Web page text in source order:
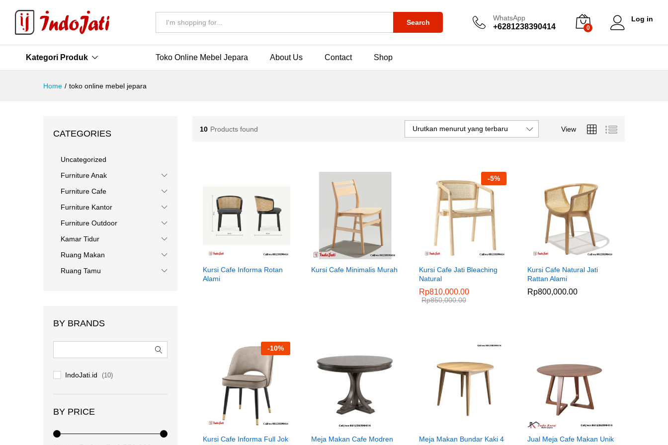
Search
WhatsApp
+6281238390414 0
Log in
Kategori Produk Toko Online Mebel Jepara About Us Contact Shop
Home / toko online mebel jepara
10 Products found View
Urutkan menurut yang terbaru
Kursi Cafe Informa Rotan
Alami
Kursi Cafe Minimalis Murah
-5%
Kursi Cafe Jati Bleaching
Natural
Rp810,000.00
Rp850,000.00
Rp810,000.00
Rp850,000.00
Kursi Cafe Natural Jati
Rattan Alami
Rp800,000.00
Rp800,000.00
-10%
Kursi Cafe Informa Full Jok
Meja Makan Cafe Modren
Meja Makan Bundar Kaki 4 Jual Meja Cafe Makan Unik
CATEGORIES
Uncategorized
Furniture Anak
Furniture Cafe
Furniture Kantor
Furniture Outdoor
Kamar Tidur
Ruang Makan
Ruang Tamu
BY BRANDS
IndoJati.id (10)
BY PRICE